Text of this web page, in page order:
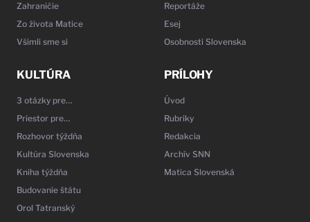
Zahraničie
Zo života Matice
Všimli sme si
Reportáže
Esej
Osobnosti Slovenska
KULTÚRA
3 otázky pre…
Priestor pre…
Rozhovor týždňa
Kultúra Slovenska
Kniha týždňa
Budovanie štátu
Orol Tatranský
PRÍLOHY
Úvod
Rubriky
Redakcia
Archív SNN
Matica Slovenská